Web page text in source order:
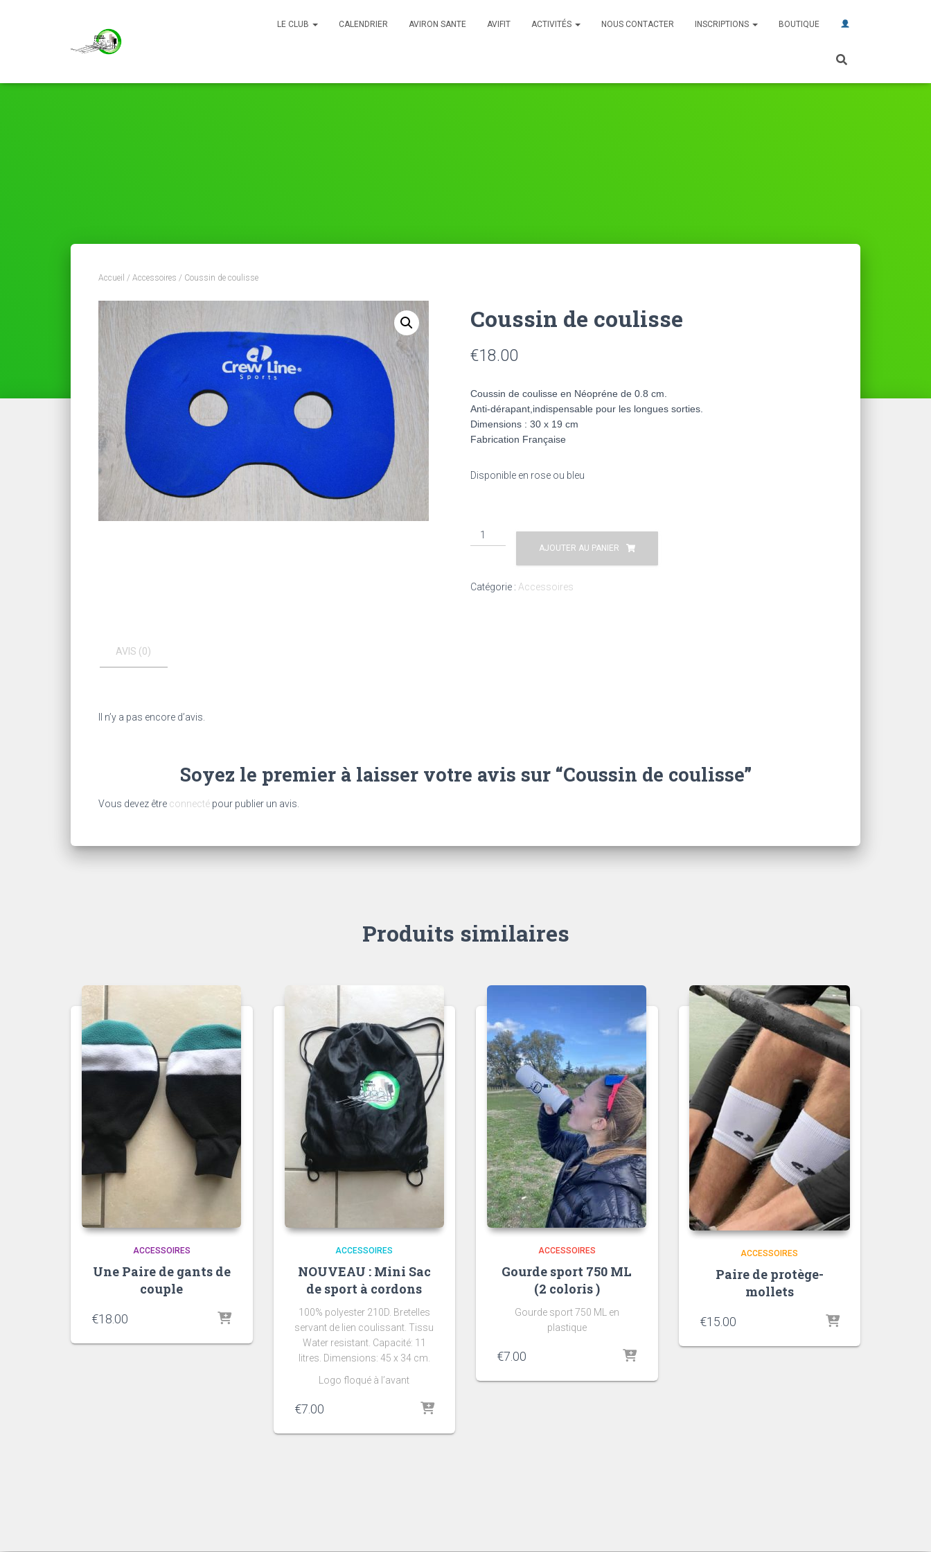
LE CLUB CALENDRIER AVIRON SANTE AVIFIT ACTIVITÉS NOUS CONTACTER INSCRIPTIONS BOUTIQUE
Accueil / Accessoires / Coussin de coulisse
Coussin de coulisse
€18.00
Coussin de coulisse en Néopréne de 0.8 cm.
Anti-dérapant,indispensable pour les longues sorties.
Dimensions : 30 x 19 cm
Fabrication Française
Disponible en rose ou bleu
AJOUTER AU PANIER
Catégorie : Accessoires
AVIS (0)
Il n’y a pas encore d’avis.
Soyez le premier à laisser votre avis sur “Coussin de coulisse”
Vous devez être connecté pour publier un avis.
Produits similaires
ACCESSOIRES
Une Paire de gants de
couple
€18.00
ACCESSOIRES
NOUVEAU : Mini Sac
de sport à cordons
100% polyester 210D. Bretelles
servant de lien coulissant. Tissu
Water resistant. Capacité: 11
litres. Dimensions: 45 x 34 cm.
Logo floqué à l’avant
€7.00
ACCESSOIRES
Gourde sport 750 ML
(2 coloris )
Gourde sport 750 ML en
plastique
€7.00
ACCESSOIRES
Paire de protège-
mollets
€15.00